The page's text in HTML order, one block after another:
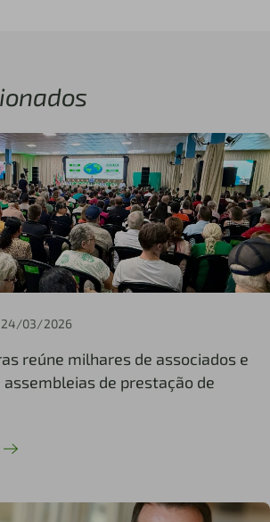
24/03/2026
reúne milhares de associados e
assembleias de prestação de